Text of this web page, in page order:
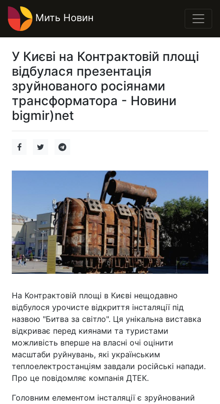
Мить Новин
У Києві на Контрактовій площі
відбулася презентація
зруйнованого росіянами
трансформатора - Новини
bigmir)net
На Контрактовій площі в Києві нещодавно
відбулося урочисте відкриття інсталяції під
назвою "Битва за світло". Ця унікальна виставка
відкриває перед киянами та туристами
можливість вперше на власні очі оцінити
масштаби руйнувань, які українським
теплоелектростанціям завдали російські напади.
Про це повідомляє компанія ДТЕК.
Головним елементом інсталяції є зруйнований